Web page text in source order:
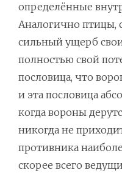
определённые
Аналогично птицы,
сильный ущерб
полностью свой
пословица, что
и эта пословица
когда вороны
никогда не
противника
скорее всего